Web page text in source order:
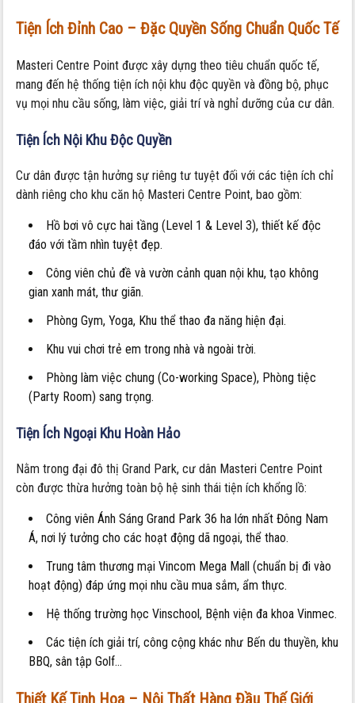
Tiện Ích Đỉnh Cao – Đặc Quyền Sống Chuẩn Quốc Tế
Masteri Centre Point được xây dựng theo tiêu chuẩn quốc tế,
mang đến hệ thống tiện ích nội khu độc quyền và đồng bộ, phục
vụ mọi nhu cầu sống, làm việc, giải trí và nghỉ dưỡng của cư dân.
Tiện Ích Nội Khu Độc Quyền
Cư dân được tận hưởng sự riêng tư tuyệt đối với các tiện ích chỉ
dành riêng cho khu căn hộ Masteri Centre Point, bao gồm:
Hồ bơi vô cực hai tầng (Level 1 & Level 3), thiết kế độc
đáo với tầm nhìn tuyệt đẹp.
Công viên chủ đề và vườn cảnh quan nội khu, tạo không
gian xanh mát, thư giãn.
Phòng Gym, Yoga, Khu thể thao đa năng hiện đại.
Khu vui chơi trẻ em trong nhà và ngoài trời.
Phòng làm việc chung (Co-working Space), Phòng tiệc
(Party Room) sang trọng.
Tiện Ích Ngoại Khu Hoàn Hảo
Nằm trong đại đô thị Grand Park, cư dân Masteri Centre Point
còn được thừa hưởng toàn bộ hệ sinh thái tiện ích khổng lồ:
Công viên Ánh Sáng Grand Park 36 ha lớn nhất Đông Nam
Á, nơi lý tưởng cho các hoạt động dã ngoại, thể thao.
Trung tâm thương mại Vincom Mega Mall (chuẩn bị đi vào
hoạt động) đáp ứng mọi nhu cầu mua sắm, ẩm thực.
Hệ thống trường học Vinschool, Bệnh viện đa khoa Vinmec.
Các tiện ích giải trí, công cộng khác như Bến du thuyền, khu
BBQ, sân tập Golf…
Thiết Kế Tinh Hoa – Nội Thất Hàng Đầu Thế Giới